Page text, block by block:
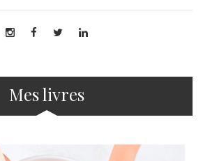
Mes livres